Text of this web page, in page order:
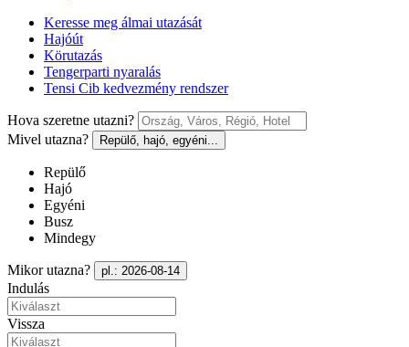
Keresse meg álmai utazását
Hajóút
Körutazás
Tengerparti nyaralás
Tensi Cib kedvezmény rendszer
Hova szeretne utazni?
Mivel utazna?
Repülő, hajó, egyéni...
Repülő
Hajó
Egyéni
Busz
Mindegy
Mikor utazna? pl.: 2026-08-14
Indulás
Vissza